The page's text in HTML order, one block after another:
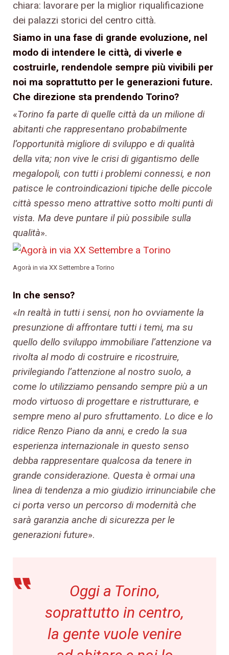
chiara: lavorare per la miglior riqualificazione
dei palazzi storici del centro città.
Siamo in una fase di grande evoluzione, nel
modo di intendere le città, di viverle e
costruirle, rendendole sempre più vivibili per
noi ma soprattutto per le generazioni future.
Che direzione sta prendendo Torino?
«Torino fa parte di quelle città da un milione di
abitanti che rappresentano probabilmente
l’opportunità migliore di sviluppo e di qualità
della vita; non vive le crisi di gigantismo delle
megalopoli, con tutti i problemi connessi, e non
patisce le controindicazioni tipiche delle piccole
città spesso meno attrattive sotto molti punti di
vista. Ma deve puntare il più possibile sulla
qualità».
Agorà in via XX Settembre a Torino
In che senso?
«In realtà in tutti i sensi, non ho ovviamente la
presunzione di affrontare tutti i temi, ma su
quello dello sviluppo immobiliare l’attenzione va
rivolta al modo di costruire e ricostruire,
privilegiando l’attenzione al nostro suolo, a
come lo utilizziamo pensando sempre più a un
modo virtuoso di progettare e ristrutturare, e
sempre meno al puro sfruttamento. Lo dice e lo
ridice Renzo Piano da anni, e credo la sua
esperienza internazionale in questo senso
debba rappresentare qualcosa da tenere in
grande considerazione. Questa è ormai una
linea di tendenza a mio giudizio irrinunciabile che
ci porta verso un percorso di modernità che
sarà garanzia anche di sicurezza per le
generazioni future».
Oggi a Torino,
soprattutto in centro,
la gente vuole venire